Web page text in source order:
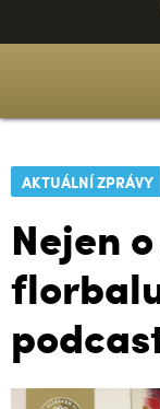
AKTUÁLNÍ ZPRÁVY
Nejen